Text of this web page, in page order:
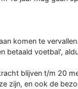
komen te
betaald voetbal',
blijven t/m 20
zijn, en ook de